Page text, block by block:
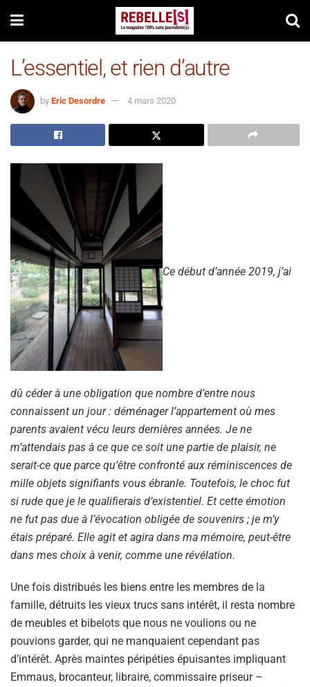
L’essentiel, et rien d’autre
by Eric Desordre 4 mars 2020
Ce début d’année 2019, j’ai
dû céder à une obligation que nombre d’entre nous
connaissent un jour : déménager l’appartement où mes
parents avaient vécu leurs dernières années. Je ne
m’attendais pas à ce que ce soit une partie de plaisir, ne
serait-ce que parce qu’être confronté aux réminiscences de
mille objets signifiants vous ébranle. Toutefois, le choc fut
si rude que je le qualifierais d’existentiel. Et cette émotion
ne fut pas due à l’évocation obligée de souvenirs ; je m’y
étais préparé. Elle agit et agira dans ma mémoire, peut-être
dans mes choix à venir, comme une révélation.
Une fois distribués les biens entre les membres de la
famille, détruits les vieux trucs sans intérêt, il resta nombre
de meubles et bibelots que nous ne voulions ou ne
pouvions garder, qui ne manquaient cependant pas
d’intérêt. Après maintes péripéties épuisantes impliquant
Emmaus, brocanteur, libraire, commissaire priseur –